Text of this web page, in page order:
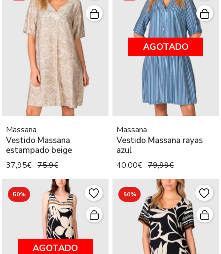
Massana
Vestido Massana
estampado beige
37,95€ 75,9€
AGOTADO
Massana
Vestido Massana rayas
azul
40,00€ 79,99€
50%
AGOTADO
50%